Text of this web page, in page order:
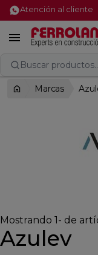
Atención al cliente

Buscar
Marcas
Mostrando 1- de
Azulev